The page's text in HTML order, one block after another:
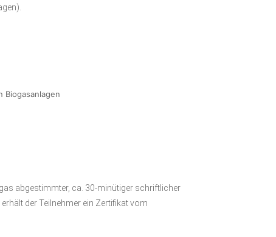
Biogasanlagen
abgestimmter, ca. 30-minütiger schriftlicher
der Teilnehmer ein Zertifikat vom